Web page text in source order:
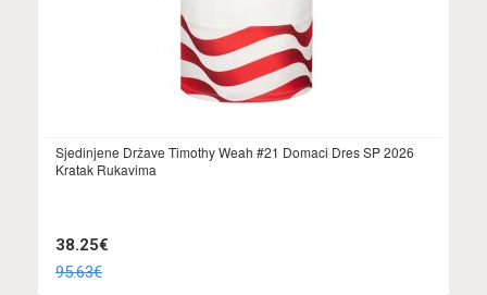
Sjedinjene Države Timothy Weah #21 Domaci Dres SP 2026
Kratak Rukavima
38.25€
95.63€